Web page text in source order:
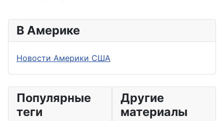
В Америке
Новости Америки США
Популярные
теги
Другие
материалы